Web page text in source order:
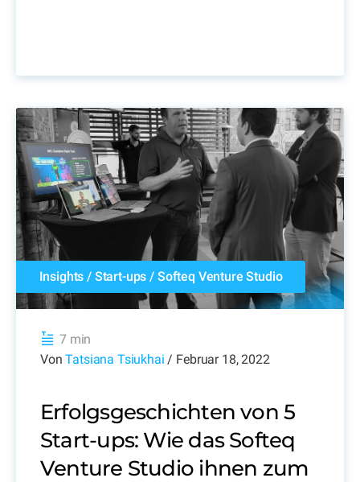
Insights / Start-ups / Softeq Venture Studio
7 min
VonTatsiana Tsiukhai / Februar 18, 2022
Erfolgsgeschichten von 5
Start-ups: Wie das Softeq
Venture Studio ihnen zum